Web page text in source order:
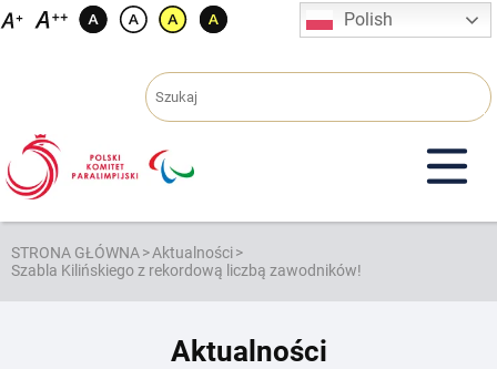
Przejdź
Polish
STRONA GŁÓWNA>Aktualności>
Szabla Kilińskiego z rekordową liczbą zawodników!
Aktualności